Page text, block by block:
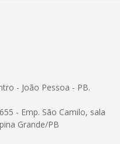
- João Pessoa - PB.
- Emp. São Camilo, sala
Grande/PB